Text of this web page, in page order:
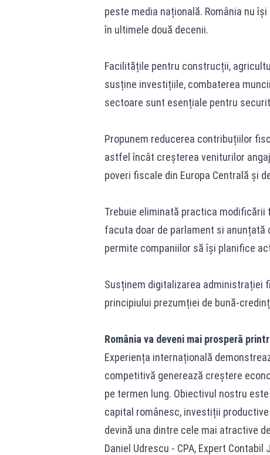
peste media națională. România nu
în ultimele două decenii.
Facilitățile pentru construcții,
susține investițiile, combaterea
sectoare sunt esențiale pentru
Propunem reducerea contribuțiilor
astfel încât creșterea veniturilor
poveri fiscale din Europa Centrală și
Trebuie eliminată practica modificării
facuta doar de parlament si anunțată
permite companiilor să își planifice
Susținem digitalizarea administrației
principiului prezumției de bună-
România va deveni mai prosperă
Experiența internațională
competitivă generează creștere
pe termen lung. Obiectivul nostru
capital românesc, investiții
devină una dintre cele mai atractive
Daniel Udrescu - CPA, Expert Contabil